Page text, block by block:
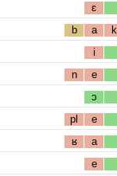
ɛ
b a k
i
n e
ɔ
pl e
ʁ a
e